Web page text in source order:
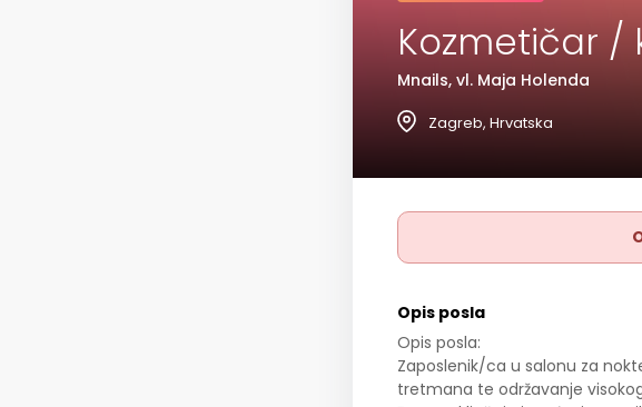
Kozmetičar /
Mnails, vl. Maja Holenda
Zagreb, Hrvatska
Opis posla
Opis posla:
Zaposlenik/ca u salonu za
tretmana te održavanje